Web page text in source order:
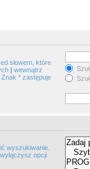
słowem, które
| wewnątrz
Znak * zastępuje
wyszukiwanie.
opcji